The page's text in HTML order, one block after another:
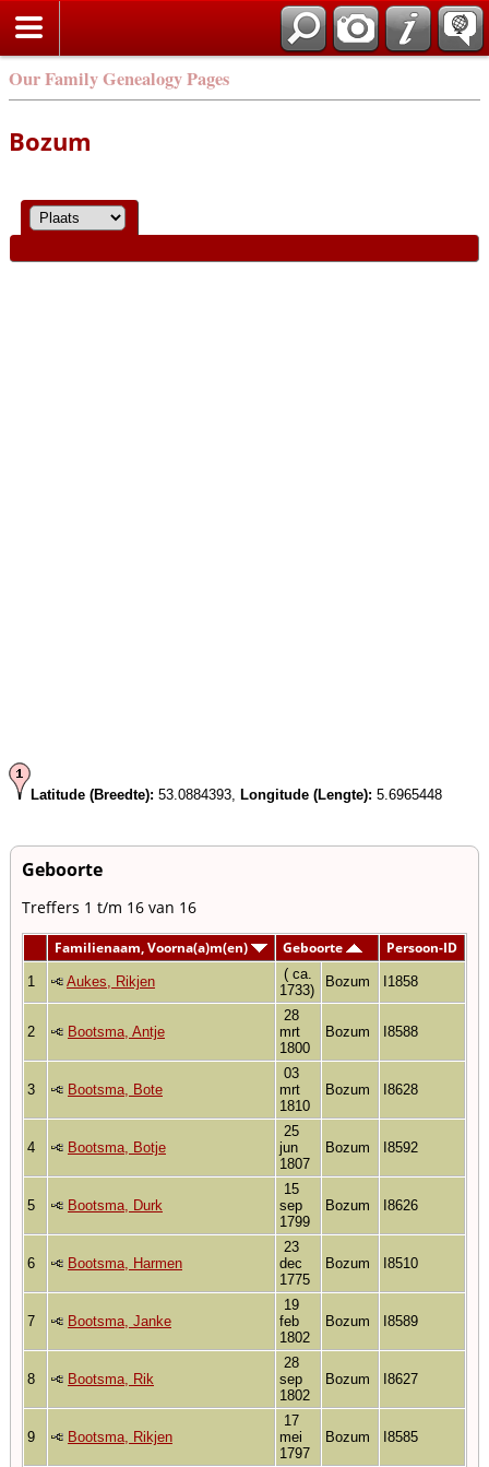
Our Family Genealogy Pages
Bozum
Latitude (Breedte): 53.0884393, Longitude (Lengte): 5.6965448
Geboorte
Treffers 1 t/m 16 van 16
Familienaam, Voorna(a)m(en) Geboorte Persoon-ID
1 Aukes, Rikjen
( ca.
1733)
Bozum I1858
2 Bootsma, Antje
28
mrt
1800
Bozum I8588
3 Bootsma, Bote
03
mrt
1810
Bozum I8628
4 Bootsma, Botje
25
jun
1807
Bozum I8592
5 Bootsma, Durk
15
sep
1799
Bozum I8626
6 Bootsma, Harmen
23
dec
1775
Bozum I8510
7 Bootsma, Janke
19
feb
1802
Bozum I8589
8 Bootsma, Rik
28
sep
1802
Bozum I8627
9 Bootsma, Rikjen
17
mei
1797
Bozum I8585